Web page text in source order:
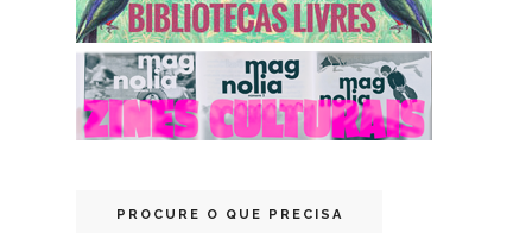
PROCURE O QUE PRECISA